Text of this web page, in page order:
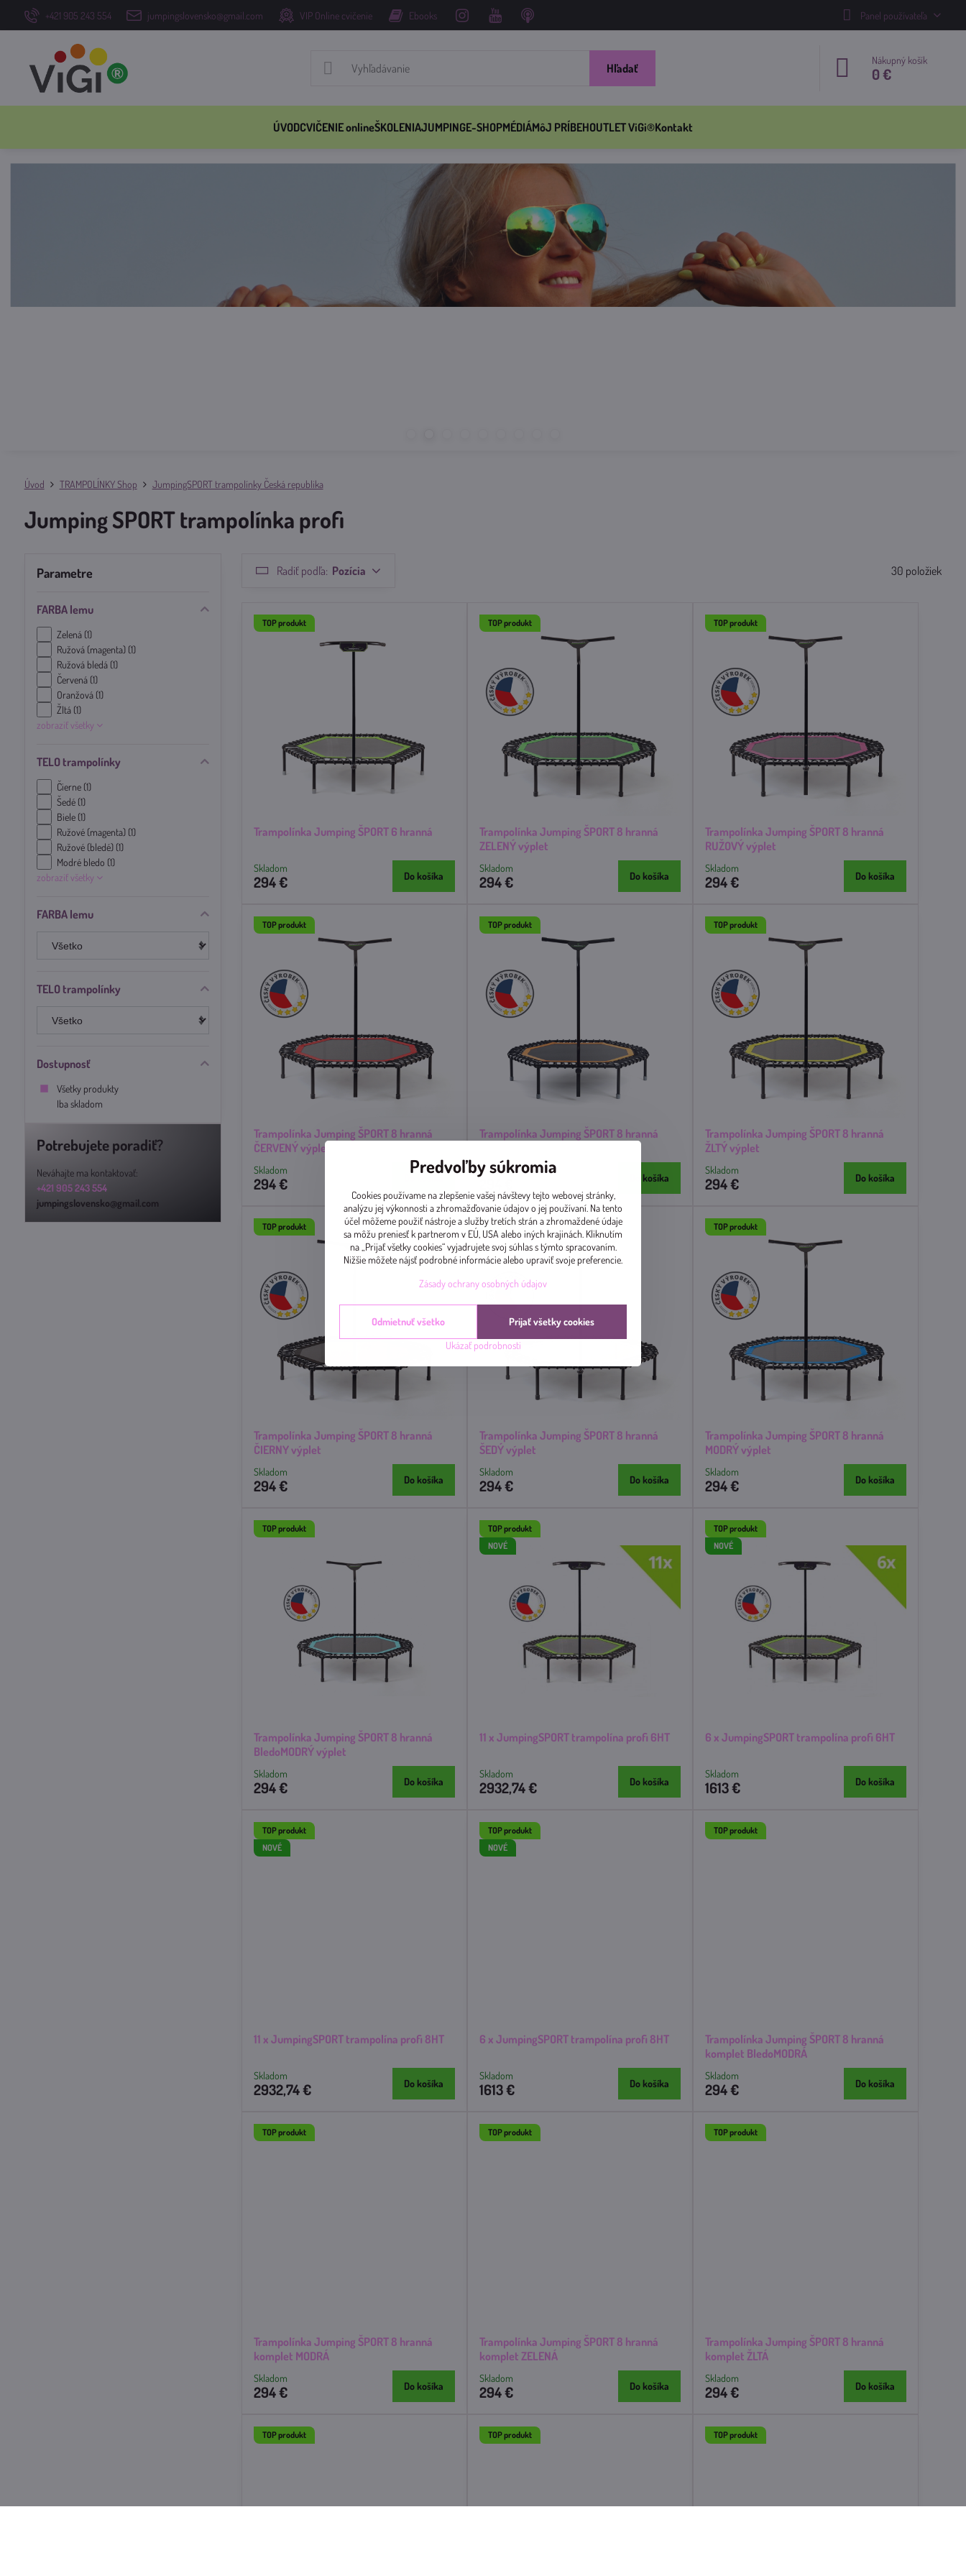
+421 905 243 554 jumpingslovensko@gmail.com VIP Online cvičenie Ebooks Panel používateľa
Hľadať
Nákupný košík
0 €
ÚVODCVIČENIE onlineŠKOLENIAJUMPINGE-SHOPMÉDIÁMôJ PRÍBEHOUTLET ViGi®Kontakt
Úvod TRAMPOLÍNKY Shop JumpingSPORT trampolínky Česká republika
Jumping SPORT trampolínka profi
Radiť podľa: Pozícia 30 položiek
TOP produkt
Trampolínka Jumping ŠPORT 6 hranná
Skladom
294 € Do košíka
TOP produkt
Trampolínka Jumping ŠPORT 8 hranná
ZELENÝ výplet
Skladom
294 € Do košíka
TOP produkt
Trampolínka Jumping ŠPORT 8 hranná
RUŽOVÝ výplet
Skladom
294 € Do košíka
TOP produkt
Trampolínka Jumping ŠPORT 8 hranná
ČERVENÝ výplet
Skladom
294 € Do košíka
TOP produkt
Trampolínka Jumping ŠPORT 8 hranná
Skladom
Do košíka
TOP produkt
Trampolínka Jumping ŠPORT 8 hranná
ŽLTÝ výplet
Skladom
294 € Do košíka
TOP produkt
Trampolínka Jumping ŠPORT 8 hranná
ČIERNY výplet
Skladom
294 € Do košíka
TOP produkt
Trampolínka Jumping ŠPORT 8 hranná
ŠEDÝ výplet
Skladom
294 € Do košíka
TOP produkt
Trampolínka Jumping ŠPORT 8 hranná
MODRÝ výplet
Skladom
294 € Do košíka
TOP produkt
Trampolínka Jumping ŠPORT 8 hranná
BledoMODRÝ výplet
Skladom
294 € Do košíka
TOP produkt
NOVÉ
11 x JumpingSPORT trampolína profi 6HT
Skladom
2932,74 € Do košíka
TOP produkt
NOVÉ
6 x JumpingSPORT trampolína profi 6HT
Skladom
1613 € Do košíka
TOP produkt
NOVÉ
11 x JumpingSPORT trampolína profi 8HT
Skladom
2932,74 € Do košíka
TOP produkt
NOVÉ
6 x JumpingSPORT trampolína profi 8HT
Skladom
1613 € Do košíka
TOP produkt
Trampolínka Jumping ŠPORT 8 hranná
komplet BledoMODRÁ
Skladom
294 € Do košíka
TOP produkt
Trampolínka Jumping ŠPORT 8 hranná
komplet MODRÁ
Skladom
294 € Do košíka
TOP produkt
Trampolínka Jumping ŠPORT 8 hranná
komplet ZELENÁ
Skladom
294 € Do košíka
TOP produkt
Trampolínka Jumping ŠPORT 8 hranná
komplet ŽLTÁ
Skladom
294 € Do košíka
TOP produkt TOP produkt TOP produkt
Parametre
FARBA lemu
Zelená (1)
Ružová (magenta) (1)
Ružová bledá (1)
Červená (1)
Oranžová (1)
Žltá (1)
zobraziť všetky
TELO trampolínky
Čierne (1)
Šedé (1)
Biele (1)
Ružové (magenta) (1)
Ružové (bledé) (1)
Modré bledo (1)
zobraziť všetky
FARBA lemu
TELO trampolínky
Dostupnosť
Všetky produkty
Iba skladom
Potrebujete poradiť?
Neváhajte ma kontaktovať:
+421 905 243 554
jumpingslovensko@gmail.com
Predvoľby súkromia
Cookies používame na zlepšenie vašej návštevy tejto webovej stránky,
analýzu jej výkonnosti a zhromažďovanie údajov o jej používaní. Na tento
účel môžeme použiť nástroje a služby tretích strán a zhromaždené údaje
sa môžu preniesť k partnerom v EÚ, USA alebo iných krajinách. Kliknutím
na „Prijať všetky cookies“ vyjadrujete svoj súhlas s týmto spracovaním.
Nižšie môžete nájsť podrobné informácie alebo upraviť svoje preferencie.
Zásady ochrany osobných údajov
Ukázať podrobnosti
Prijať všetky cookies
Odmietnuť všetko